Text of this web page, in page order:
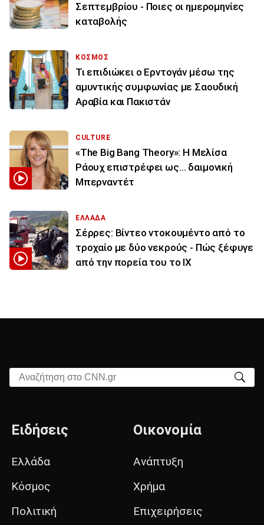
Σεπτεμβρίου - Ποιες οι ημερομηνίες
καταβολής
ΚΟΣΜΟΣ
Τι επιδιώκει ο Ερντογάν μέσω της
αμυντικής συμφωνίας με Σαουδική
Αραβία και Πακιστάν
CULTURE
«The Big Bang Theory»: Η Μελίσα
Ράουχ επιστρέφει ως… δαιμονική
Μπερναντέτ
ΕΛΛΑΔΑ
Σέρρες: Βίντεο ντοκουμέντο από το
τροχαίο με δύο νεκρούς - Πώς ξέφυγε
από την πορεία του το ΙΧ
Αναζήτηση στο CNN.gr
Ειδήσεις
Ελλάδα
Κόσμος
Πολιτική
Οικονομία
Ανάπτυξη
Χρήμα
Επιχειρήσεις